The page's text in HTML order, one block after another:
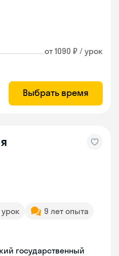
от 1090 ₽ / урок
Выбрать время
урок
9 лет опыта
государственный